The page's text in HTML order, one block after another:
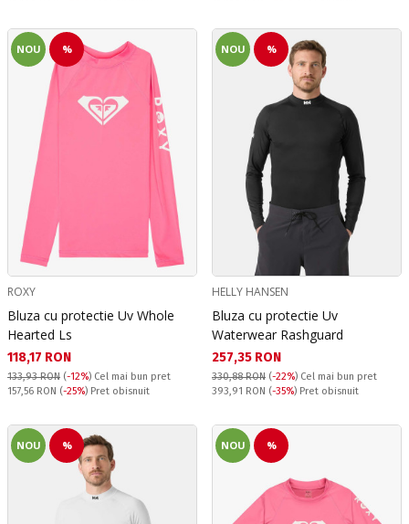
NOU %
ROXY
Bluza cu protectie Uv Whole
Hearted Ls
Текуща цена:
118,17 RON
133,93 RON (-12%) Cel mai bun pret
Pret obisnuit:
157,56 RON (-25%) Pret obisnuit
NOU %
HELLY HANSEN
Bluza cu protectie Uv
Waterwear Rashguard
Текуща цена:
257,35 RON
330,88 RON (-22%) Cel mai bun pret
Pret obisnuit:
393,91 RON (-35%) Pret obisnuit
NOU % NOU %